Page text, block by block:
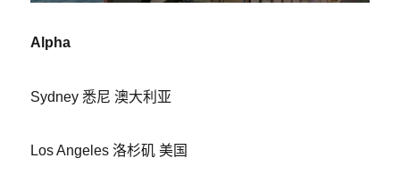
Alpha
Sydney 悉尼 澳大利亚
Los Angeles 洛杉矶 美国